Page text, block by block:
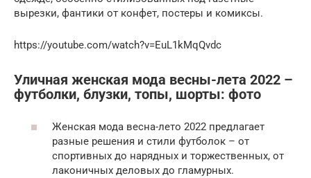
вырезки, фантики от конфет, постеры и комиксы.
https://youtube.com/watch?v=EuL1kMqQvdc
Уличная женская мода весны-лета 2022 –
футболки, блузки, топы, шорты: фото
Женская мода весна-лето 2022 предлагает
разные решения и стили футболок – от
спортивных до нарядных и торжественных, от
лаконичных деловых до гламурных.